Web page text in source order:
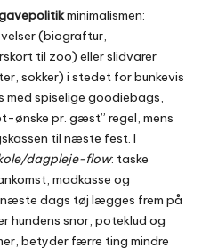
minimalismen:
(biograftur,
til zoo) eller slidvarer
sokker) i stedet for bunkevis
med spiselige goodiebags,
ønske pr. gæst” regel, mens
til næste fest. I
dagpleje-flow: taske
madkasse og
næste dags tøj lægges frem på
hundens snor, poteklud og
betyder færre ting mindre